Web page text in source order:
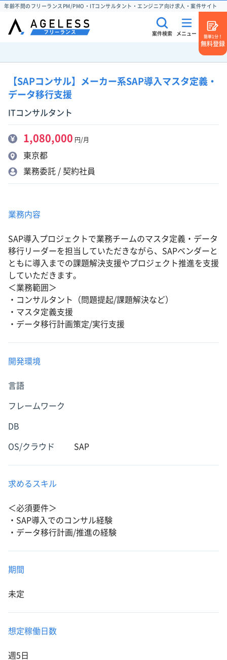
年齢不問のフリーランスPM/PMO・ITコンサルタント・エンジニア向け求人・案件サイト
案件検索 メニュー
簡単1分！
無料登録
【SAPコンサル】メーカー系SAP導入マスタ定義・
データ移行支援
ITコンサルタント
1,080,000 円/月
東京都
業務委託 / 契約社員
業務内容
SAP導入プロジェクトで業務チームのマスタ定義・データ
移行リーダーを担当していただきながら、SAPベンダーと
ともに導入までの課題解決支援やプロジェクト推進を支援
していただきます。
＜業務範囲＞
・コンサルタント（問題提起/課題解決など）
・マスタ定義支援
・データ移行計画策定/実行支援
開発環境
言語
フレームワーク
DB
OS/クラウド SAP
求めるスキル
＜必須要件＞
・SAP導入でのコンサル経験
・データ移行計画/推進の経験
期間
未定
想定稼働日数
週5日